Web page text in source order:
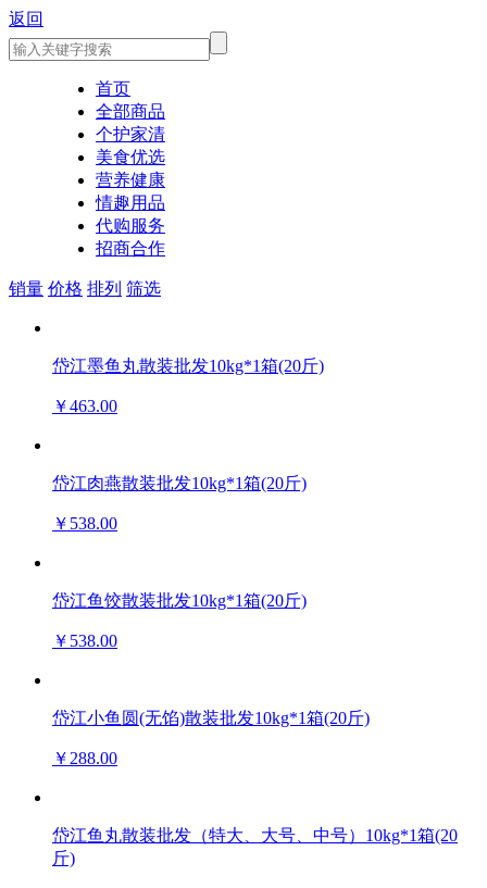
返回
首页
全部商品
个护家清
美食优选
营养健康
情趣用品
代购服务
招商合作
销量 价格 排列 筛选
岱江墨鱼丸散装批发10kg*1箱(20斤)
￥463.00
岱江肉燕散装批发10kg*1箱(20斤)
￥538.00
岱江鱼饺散装批发10kg*1箱(20斤)
￥538.00
岱江小鱼圆(无馅)散装批发10kg*1箱(20斤)
￥288.00
岱江鱼丸散装批发（特大、大号、中号）10kg*1箱(20
斤)